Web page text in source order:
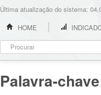
Última atualização do sistema:
HOME
Palavra-